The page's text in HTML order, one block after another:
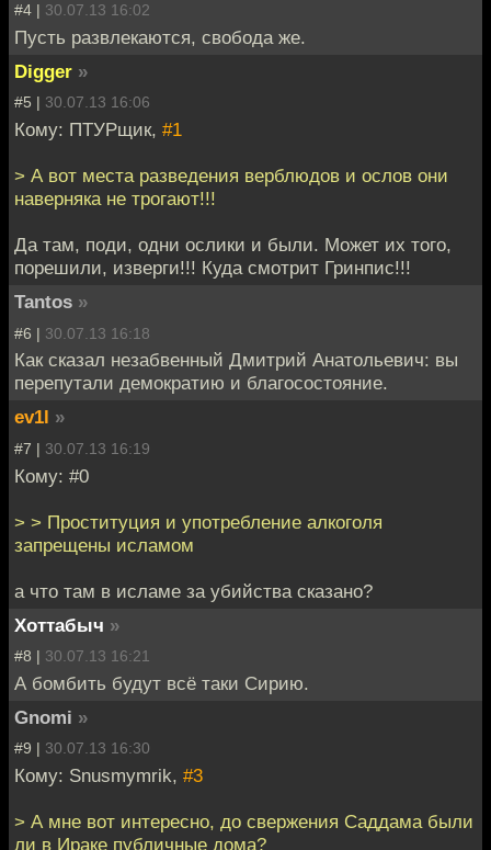
#4 | 30.07.13 16:02
Пусть развлекаются, свобода же.
Digger »
#5 | 30.07.13 16:06
Кому: ПТУРщик, #1
> А вот места разведения верблюдов и ослов они
наверняка не трогают!!!
Да там, поди, одни ослики и были. Может их того,
порешили, изверги!!! Куда смотрит Гринпис!!!
Tantos »
#6 | 30.07.13 16:18
Как сказал незабвенный Дмитрий Анатольевич: вы
перепутали демократию и благосостояние.
ev1l »
#7 | 30.07.13 16:19
Кому: #0
> > Проституция и употребление алкоголя
запрещены исламом
а что там в исламе за убийства сказано?
Хоттабыч »
#8 | 30.07.13 16:21
А бомбить будут всё таки Сирию.
Gnomi »
#9 | 30.07.13 16:30
Кому: Snusmymrik, #3
> А мне вот интересно, до свержения Саддама были
ли в Ираке публичные дома?